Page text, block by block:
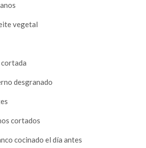
vegetal
desgranado
cortados
cocinado el día antes